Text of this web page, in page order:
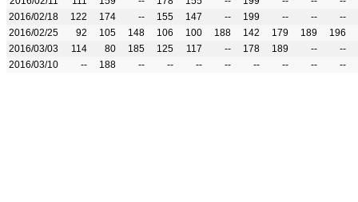
2016/02/18
122 174 -- 155 147 -- 199 -- --
--
2016/02/25
92 105 148 106 100 188 142 179 189
196
2016/03/03
114 80 185 125 117 -- 178 189 --
--
2016/03/10
-- 188 -- -- -- -- -- -- -- --